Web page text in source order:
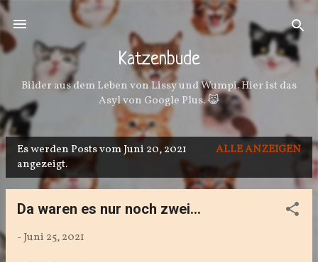
Direkt zum Hauptbereich
Katzenbude
Bilder aus dem Leben von Lissy und Wumpi. Hier ist das
Asyl von Google Plus. 😹
o
Es werden Posts vom Juni 20, 2021
angezeigt.
ALLE ANZEIGEN
Da waren es nur noch zwei...
-Juni 25, 2021